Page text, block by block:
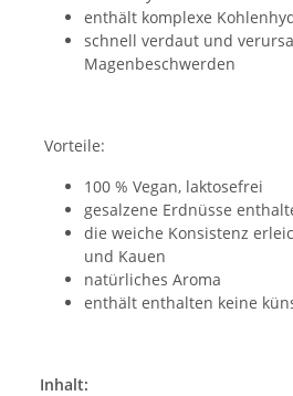
enthält komplexe
schnell verdaut und
Magenbeschwerden
Vorteile:
100 % Vegan, laktosefrei
gesalzene Erdnüsse
die weiche Konsistenz
und Kauen
natürliches Aroma
enthält enthalten keine
Inhalt: